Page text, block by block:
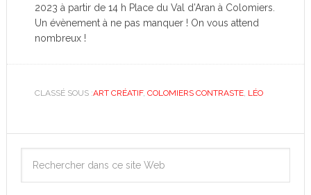
2023 à partir de 14 h Place du Val d’Aran à Colomiers.
Un évènement à ne pas manquer ! On vous attend
nombreux !
CLASSÉ SOUS :ART CRÉATIF, COLOMIERS CONTRASTE, LÉO